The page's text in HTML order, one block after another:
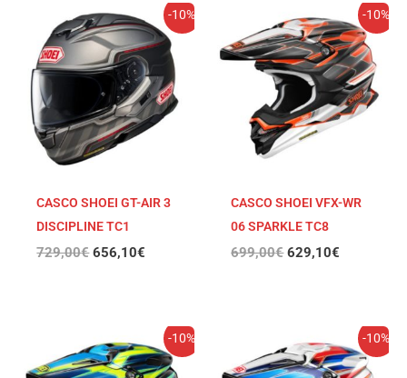
-10%
CASCO SHOEI GT-AIR 3
DISCIPLINE TC1
729,00€
El
precio
original
era:
729,00€.
656,10€
precio
actual
es:
656,10€.
-10%
CASCO SHOEI VFX-WR
06 SPARKLE TC8
699,00€
precio
original
era:
699,00€.
629,10€
precio
actual
es:
629,10€.
-10%
precio
original
precio
actual
-10%
precio
original
precio
actual